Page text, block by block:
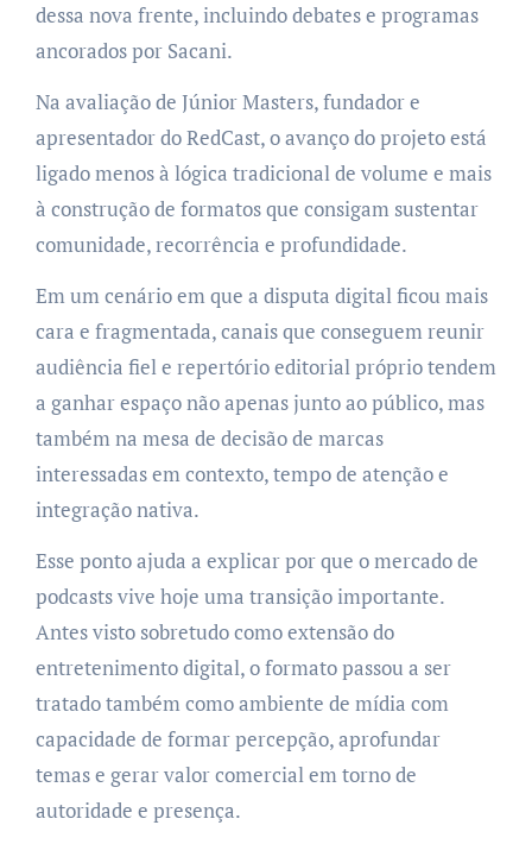
dessa nova frente, incluindo debates e programas
ancorados por Sacani.
Na avaliação de Júnior Masters, fundador e
apresentador do RedCast, o avanço do projeto está
ligado menos à lógica tradicional de volume e mais
à construção de formatos que consigam sustentar
comunidade, recorrência e profundidade.
Em um cenário em que a disputa digital ficou mais
cara e fragmentada, canais que conseguem reunir
audiência fiel e repertório editorial próprio tendem
a ganhar espaço não apenas junto ao público, mas
também na mesa de decisão de marcas
interessadas em contexto, tempo de atenção e
integração nativa.
Esse ponto ajuda a explicar por que o mercado de
podcasts vive hoje uma transição importante.
Antes visto sobretudo como extensão do
entretenimento digital, o formato passou a ser
tratado também como ambiente de mídia com
capacidade de formar percepção, aprofundar
temas e gerar valor comercial em torno de
autoridade e presença.